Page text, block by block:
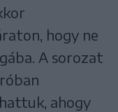
hogy ne
A sorozat
ahogy